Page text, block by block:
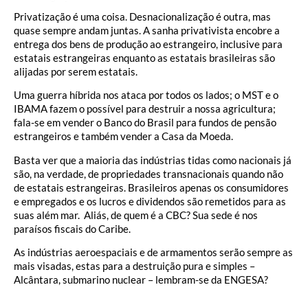
Privatização é uma coisa. Desnacionalização é outra, mas
quase sempre andam juntas. A sanha privativista encobre a
entrega dos bens de produção ao estrangeiro, inclusive para
estatais estrangeiras enquanto as estatais brasileiras são
alijadas por serem estatais.
Uma guerra híbrida nos ataca por todos os lados; o MST e o
IBAMA fazem o possível para destruir a nossa agricultura;
fala-se em vender o Banco do Brasil para fundos de pensão
estrangeiros e também vender a Casa da Moeda.
Basta ver que a maioria das indústrias tidas como nacionais já
são, na verdade, de propriedades transnacionais quando não
de estatais estrangeiras. Brasileiros apenas os consumidores
e empregados e os lucros e dividendos são remetidos para as
suas além mar. Aliás, de quem é a CBC? Sua sede é nos
paraísos fiscais do Caribe.
As indústrias aeroespaciais e de armamentos serão sempre as
mais visadas, estas para a destruição pura e simples –
Alcântara, submarino nuclear – lembram-se da ENGESA?